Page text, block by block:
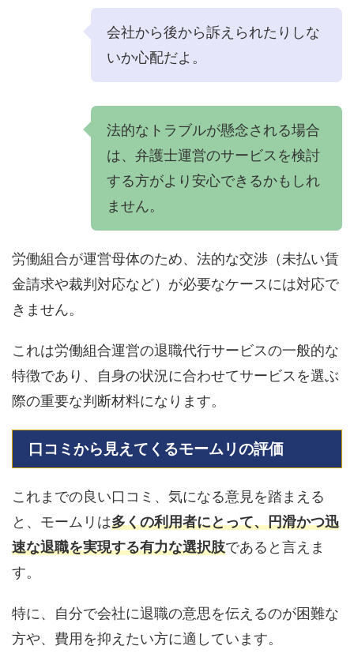
会社から後から訴えられたりしな
いか心配だよ。
法的なトラブルが懸念される場合
は、弁護士運営のサービスを検討
する方がより安心できるかもしれ
ません。
労働組合が運営母体のため、法的な交渉（未払い賃
金請求や裁判対応など）が必要なケースには対応で
きません。
これは労働組合運営の退職代行サービスの一般的な
特徴であり、自身の状況に合わせてサービスを選ぶ
際の重要な判断材料になります。
口コミから見えてくるモームリの評価
これまでの良い口コミ、気になる意見を踏まえる
と、モームリは多くの利用者にとって、円滑かつ迅
速な退職を実現する有力な選択肢であると言えま
す。
特に、自分で会社に退職の意思を伝えるのが困難な
方や、費用を抑えたい方に適しています。